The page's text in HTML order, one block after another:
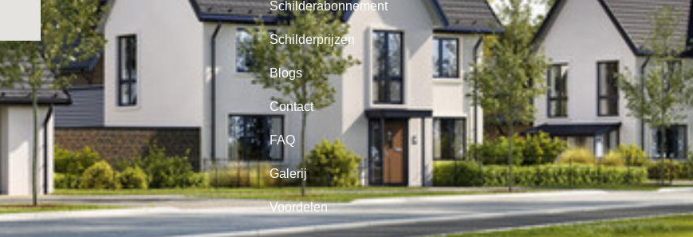
Schilderabonnement
Schilderprijzen
Blogs
Contact
FAQ
Galerij
Voordelen